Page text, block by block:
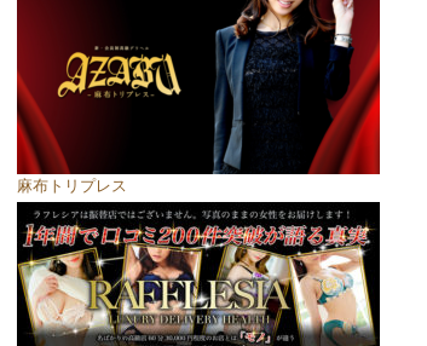
麻布トリプレス